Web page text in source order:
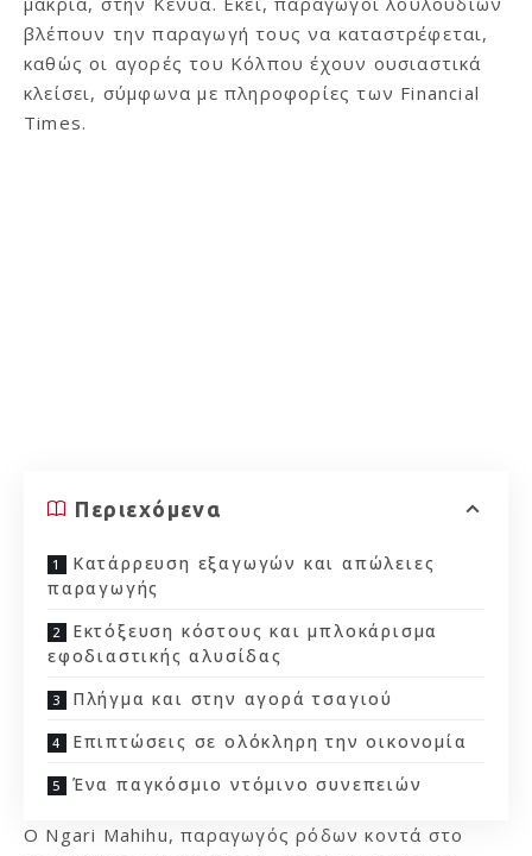
βλέπουν την παραγωγή τους να καταστρέφεται,
καθώς οι αγορές του Κόλπου έχουν ουσιαστικά
κλείσει, σύμφωνα με πληροφορίες των Financial
Times.
Περιεχόμενα
Κατάρρευση εξαγωγών και απώλειες
παραγωγής
Εκτόξευση κόστους και μπλοκάρισμα
εφοδιαστικής αλυσίδας
Πλήγμα και στην αγορά τσαγιού
Επιπτώσεις σε ολόκληρη την οικονομία
Ένα παγκόσμιο ντόμινο συνεπειών
Ο Ngari Mahihu, παραγωγός ρόδων κοντά στο